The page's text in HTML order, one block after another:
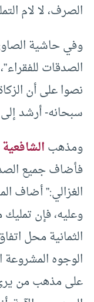
الصرف، لا لام
وفي حاشية
الصدقات
نصوا على أن
سبحانه- أرشد إلى
ومذهبالشافعية
فأضاف جميع
الغزالي:” أضاف
وعليه، فإن
الثمانية محل
الوجوه
على مذهب من